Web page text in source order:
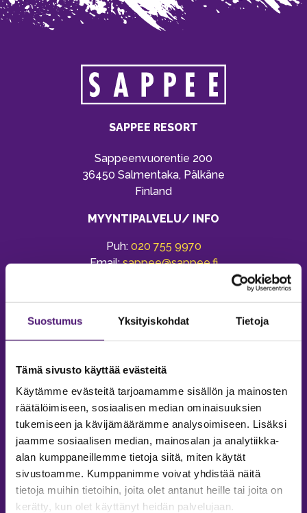
Suostumus Yksityiskohdat Tietoja
Tämä sivusto käyttää evästeitä
Käytämme evästeitä tarjoamamme sisällön ja mainosten
räätälöimiseen, sosiaalisen median ominaisuuksien
tukemiseen ja kävijämäärämme analysoimiseen. Lisäksi
jaamme sosiaalisen median, mainosalan ja analytiikka-
alan kumppaneillemme tietoja siitä, miten käytät
sivustoamme. Kumppanimme voivat yhdistää näitä
tietoja muihin tietoihin, joita olet antanut heille tai joita on
kerätty, kun olet käyttänyt heidän palvelujaan.
SAPPEE RESORT
Sappeenvuorentie 200
36450 Salmentaka, Pälkäne
Finland
MYYNTIPALVELU/ INFO
Puh: 020 755 9970
Email:sappee@sappee.fi
MAJOITUS